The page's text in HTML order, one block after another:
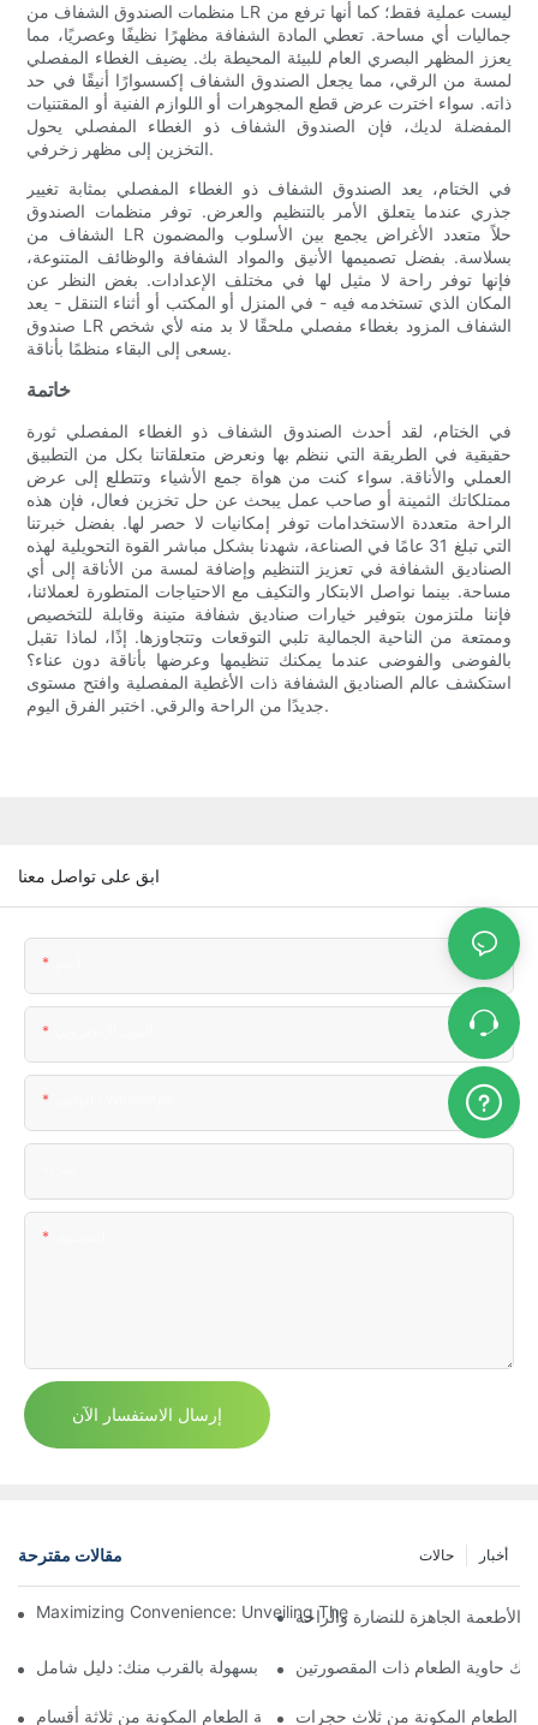
منظمات الصندوق الشفاف من LR ليست عملية فقط؛ كما أنها ترفع من
جماليات أي مساحة. تعطي المادة الشفافة مظهرًا نظيفًا وعصريًا، مما
يعزز المظهر البصري العام للبيئة المحيطة بك. يضيف الغطاء المفصلي
لمسة من الرقي، مما يجعل الصندوق الشفاف إكسسوارًا أنيقًا في حد
ذاته. سواء اخترت عرض قطع المجوهرات أو اللوازم الفنية أو المقتنيات
المفضلة لديك، فإن الصندوق الشفاف ذو الغطاء المفصلي يحول
التخزين إلى مظهر زخرفي.
في الختام، يعد الصندوق الشفاف ذو الغطاء المفصلي بمثابة تغيير
جذري عندما يتعلق الأمر بالتنظيم والعرض. توفر منظمات الصندوق
الشفاف من LR حلاً متعدد الأغراض يجمع بين الأسلوب والمضمون
بسلاسة. بفضل تصميمها الأنيق والمواد الشفافة والوظائف المتنوعة،
فإنها توفر راحة لا مثيل لها في مختلف الإعدادات. بغض النظر عن
المكان الذي تستخدمه فيه - في المنزل أو المكتب أو أثناء التنقل - يعد
صندوق LR الشفاف المزود بغطاء مفصلي ملحقًا لا بد منه لأي شخص
يسعى إلى البقاء منظمًا بأناقة.
خاتمة
في الختام، لقد أحدث الصندوق الشفاف ذو الغطاء المفصلي ثورة
حقيقية في الطريقة التي ننظم بها ونعرض متعلقاتنا بكل من التطبيق
العملي والأناقة. سواء كنت من هواة جمع الأشياء وتتطلع إلى عرض
ممتلكاتك الثمينة أو صاحب عمل يبحث عن حل تخزين فعال، فإن هذه
الراحة متعددة الاستخدامات توفر إمكانيات لا حصر لها. بفضل خبرتنا
التي تبلغ 31 عامًا في الصناعة، شهدنا بشكل مباشر القوة التحويلية لهذه
الصناديق الشفافة في تعزيز التنظيم وإضافة لمسة من الأناقة إلى أي
مساحة. بينما نواصل الابتكار والتكيف مع الاحتياجات المتطورة لعملائنا،
فإننا ملتزمون بتوفير خيارات صناديق شفافة متينة وقابلة للتخصيص
وممتعة من الناحية الجمالية تلبي التوقعات وتتجاوزها. إذًا، لماذا تقبل
بالفوضى والفوضى عندما يمكنك تنظيمها وعرضها بأناقة دون عناء؟
استكشف عالم الصناديق الشفافة ذات الأغطية المفصلية وافتح مستوى
جديدًا من الراحة والرقي. اختبر الفرق اليوم.
ابق على تواصل معنا
إرسال الاستفسار الآن
مقالات مقترحة أخبار حالات
Maximizing Convenience: Unveiling The Ingenious Container
الأطعمة الجاهزة للنضارة والراحة
موقع حاويات ديلي سعة 32 أونصة بسهولة بالقرب منك: دليل شامل
لك حاوية الطعام ذات المقصورتين
الحل المناسب: استكشاف فوائد حاوية الطعام المكونة من ثلاثة أقسام
الطعام المكونة من ثلاث حجرات